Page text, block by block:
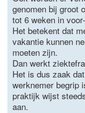
genomen bij groot
tot 6 weken in
Het betekent dat
vakantie kunnen
moeten zijn.
Dan werkt
Het is dus zaak
werknemer begrip
praktijk wijst
aan.